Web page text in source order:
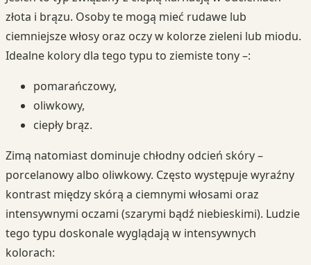
złota i brązu. Osoby te mogą mieć rudawe lub
ciemniejsze włosy oraz oczy w kolorze zieleni lub miodu.
Idealne kolory dla tego typu to ziemiste tony –:
pomarańczowy,
oliwkowy,
ciepły brąz.
Zimą natomiast dominuje chłodny odcień skóry –
porcelanowy albo oliwkowy. Często występuje wyraźny
kontrast między skórą a ciemnymi włosami oraz
intensywnymi oczami (szarymi bądź niebieskimi). Ludzie
tego typu doskonale wyglądają w intensywnych
kolorach: